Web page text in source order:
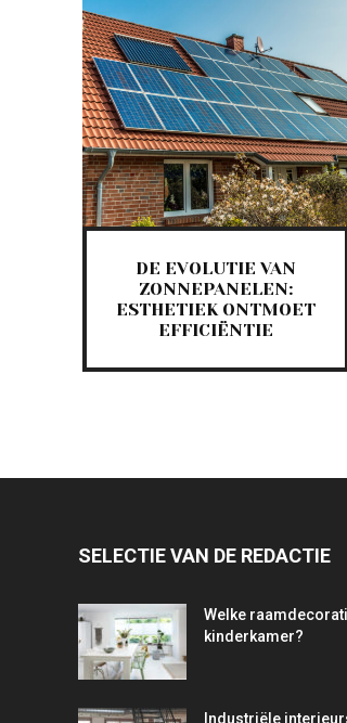
DE EVOLUTIE VAN
ZONNEPANELEN:
ESTHETIEK ONTMOET
EFFICIËNTIE
SELECTIE VAN DE REDACTIE
Welke
kinderkamer?
Industriële